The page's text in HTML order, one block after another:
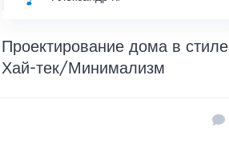
Проектирование дома в стиле
Хай-тек/Минимализм